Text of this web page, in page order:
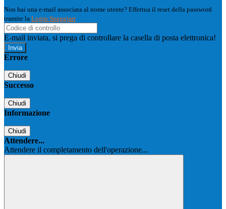
Non hai una e-mail associata al nome utente? Effettua il reset della password
tramite la Login Spaggiari
E-mail inviata, si prega di controllare la casella di posta elettronica!
Errore
Chiudi
Successo
Chiudi
Informazione
Chiudi
Attendere...
Attendere il completamento dell'operazione...